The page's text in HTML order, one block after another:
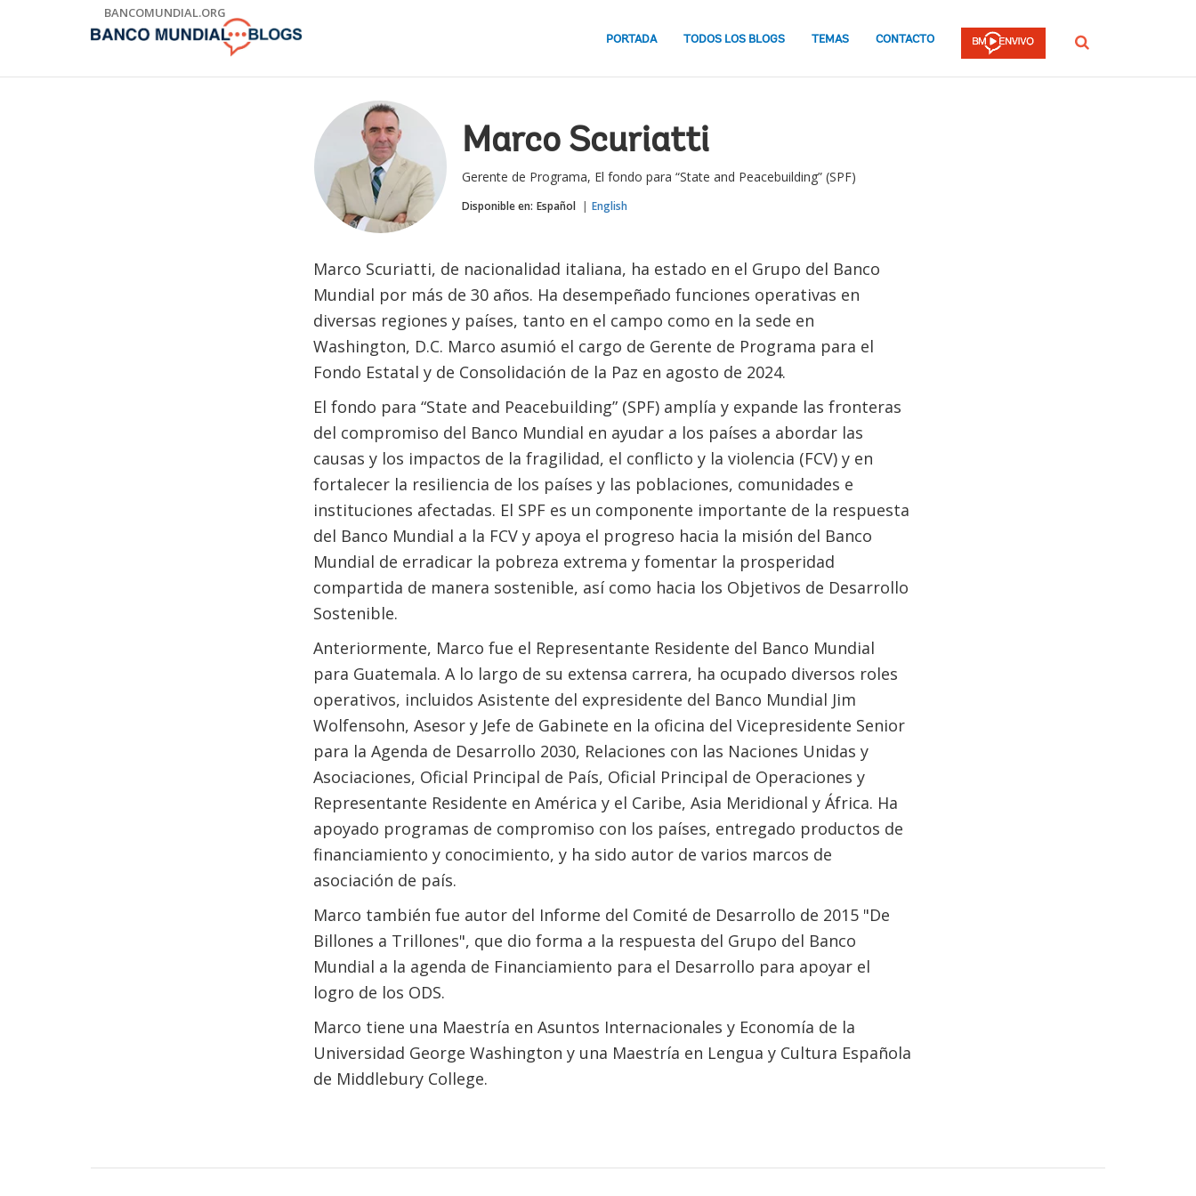
BANCOMUNDIAL.ORG
PORTADA TODOS LOS BLOGS TEMAS CONTACTO Buscar
Marco Scuriatti
Gerente de Programa, El fondo para “State and Peacebuilding” (SPF)
Disponible en: Español English
Marco Scuriatti, de nacionalidad italiana, ha estado en el Grupo del Banco
Mundial por más de 30 años. Ha desempeñado funciones operativas en
diversas regiones y países, tanto en el campo como en la sede en
Washington, D.C. Marco asumió el cargo de Gerente de Programa para el
Fondo Estatal y de Consolidación de la Paz en agosto de 2024.
El fondo para “State and Peacebuilding” (SPF) amplía y expande las fronteras
del compromiso del Banco Mundial en ayudar a los países a abordar las
causas y los impactos de la fragilidad, el conflicto y la violencia (FCV) y en
fortalecer la resiliencia de los países y las poblaciones, comunidades e
instituciones afectadas. El SPF es un componente importante de la respuesta
del Banco Mundial a la FCV y apoya el progreso hacia la misión del Banco
Mundial de erradicar la pobreza extrema y fomentar la prosperidad
compartida de manera sostenible, así como hacia los Objetivos de Desarrollo
Sostenible.
Anteriormente, Marco fue el Representante Residente del Banco Mundial
para Guatemala. A lo largo de su extensa carrera, ha ocupado diversos roles
operativos, incluidos Asistente del expresidente del Banco Mundial Jim
Wolfensohn, Asesor y Jefe de Gabinete en la oficina del Vicepresidente Senior
para la Agenda de Desarrollo 2030, Relaciones con las Naciones Unidas y
Asociaciones, Oficial Principal de País, Oficial Principal de Operaciones y
Representante Residente en América y el Caribe, Asia Meridional y África. Ha
apoyado programas de compromiso con los países, entregado productos de
financiamiento y conocimiento, y ha sido autor de varios marcos de
asociación de país.
Marco también fue autor del Informe del Comité de Desarrollo de 2015 "De
Billones a Trillones", que dio forma a la respuesta del Grupo del Banco
Mundial a la agenda de Financiamiento para el Desarrollo para apoyar el
logro de los ODS.
Marco tiene una Maestría en Asuntos Internacionales y Economía de la
Universidad George Washington y una Maestría en Lengua y Cultura Española
de Middlebury College.